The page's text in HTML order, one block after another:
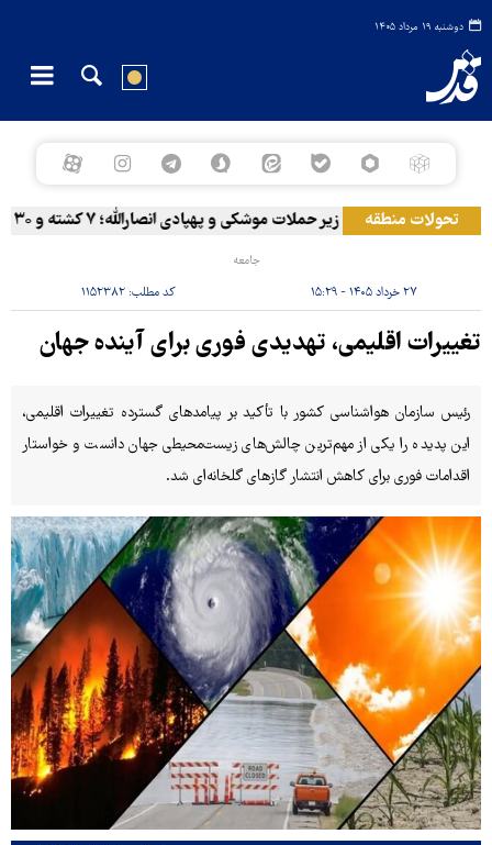
دوشنبه ۱۹ مرداد ۱۴۰۵
تحولات منطقهالمخا زیر حملات موشکی و پهپادی انصارالله؛ ۷ کشته و ۳۰ زخمی
جامعه
۲۷ خرداد ۱۴۰۵ - ۱۵:۲۹ کد مطلب: ۱۱۵۲۳۸۲
تغییرات اقلیمی، تهدیدی فوری برای آینده جهان
رئیس سازمان هواشناسی کشور با تأکید بر پیامدهای گسترده تغییرات اقلیمی،
این پدیده را یکی از مهم‌ترین چالش‌های زیست‌محیطی جهان دانست و خواستار
اقدامات فوری برای کاهش انتشار گازهای گلخانه‌ای شد.